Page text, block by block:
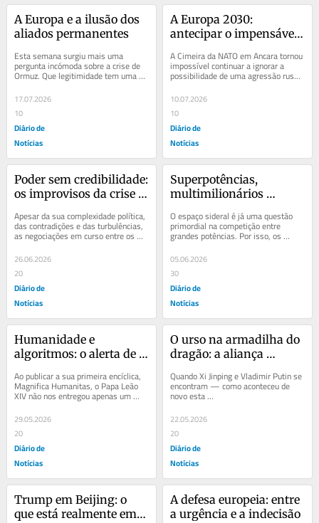
A Europa e a ilusão dos
aliados permanentes
Esta semana surgiu mais uma
pergunta incómoda sobre a crise de
Ormuz. Que legitimidade tem uma
potência para tratar os pontos de
estrangulamento do...
17.07.2026
10
Diário de
Notícias
A Europa 2030:
antecipar o impensável
A Cimeira da NATO em Ancara tornou
impossível continuar a ignorar a
possibilidade de uma agressão russa
contra o espaço europeu até ao final
da...
10.07.2026
10
Diário de
Notícias
Poder sem credibilidade:
os improvisos da crise
Apesar da sua complexidade política,
das contradições e das turbulências,
as negociações em curso entre os
Estados Unidos e o Irão podem ser...
26.06.2026
20
Diário de
Notícias
Superpotências,
multimilionários
pelo espaço sideral
O espaço sideral é já uma questão
primordial na competição entre
grandes potências. Por isso, os
desertos do noroeste da China, em
Xinjiang e...
05.06.2026
30
Diário de
Notícias
Humanidade e
algoritmos: o alerta de
Ao publicar a sua primeira encíclica,
Magnifica Humanitas, o Papa Leão
XIV não nos entregou apenas um
documento pastoral. Fez um
diagnóstico...
29.05.2026
20
Diário de
Notícias
O urso na armadilha do
dragão: a aliança
Quando Xi Jinping e Vladimir Putin se
encontram — como aconteceu de
novo esta
22.05.2026
20
Diário de
Notícias
Trump em Beijing: o
que está realmente em
A defesa europeia: entre
a urgência e a indecisão